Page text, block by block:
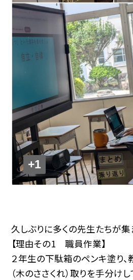
+1
久しぶりに多くの先生たちが集
【理由その1 職員作業】
２年生の下駄箱のペンキ塗り、
（木のささくれ）取りを手分け